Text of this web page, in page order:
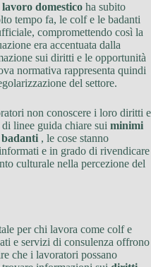
lavoro domestico ha subito
tempo fa, le colf e le badanti
compromettendo così la
era accentuata dalla
sui diritti e le opportunità
normativa rappresenta quindi
del settore.
non conoscere i loro diritti e
linee guida chiare sui minimi
, le cose stanno
e in grado di rivendicare
culturale nella percezione del
per chi lavora come colf e
e servizi di consulenza offrono
che i lavoratori possano